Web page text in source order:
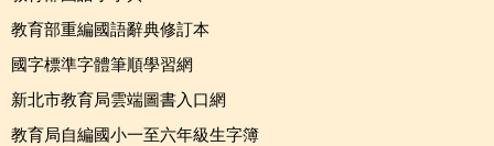
教育部重編國語辭典修訂本
國字標準字體筆順學習網
新北市教育局雲端圖書入口網
教育局自編國小一至六年級生字簿